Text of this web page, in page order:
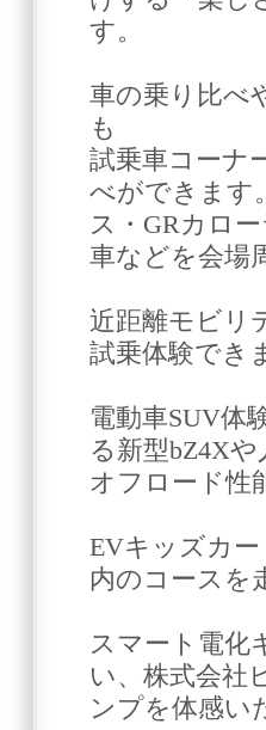
す。
車の乗り比べ
も
試乗車コーナ
べができます
ス・GRカロ
車などを会場
近距離モビリ
試乗体験でき
電動車SUV体
る新型bZ4X
オフロード性
EVキッズカ
内のコースを
スマート電化
い、株式会社
ンプを体感い